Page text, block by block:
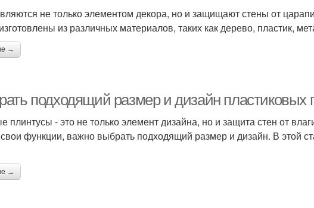
не только элементом декора, но и защищают стены от
из различных материалов, таких как дерево, пластик,
→
подходящий размер и дизайн пластиковых
плинтусы - это не только элемент дизайна, но и защита стен от
функции, важно выбрать подходящий размер и дизайн. В этой
→